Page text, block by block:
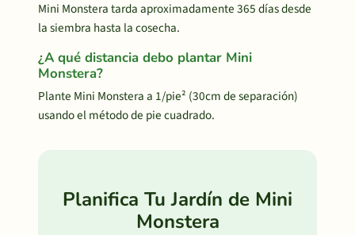
Mini Monstera tarda aproximadamente 365 días desde
la siembra hasta la cosecha.
¿A qué distancia debo plantar Mini
Monstera?
Plante Mini Monstera a 1/pie² (30cm de separación)
usando el método de pie cuadrado.
Planifica Tu Jardín de Mini
Monstera